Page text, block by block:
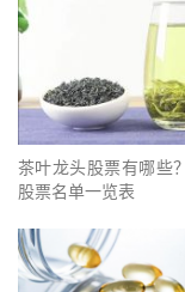
茶叶龙头股票有哪些
股票名单一览表